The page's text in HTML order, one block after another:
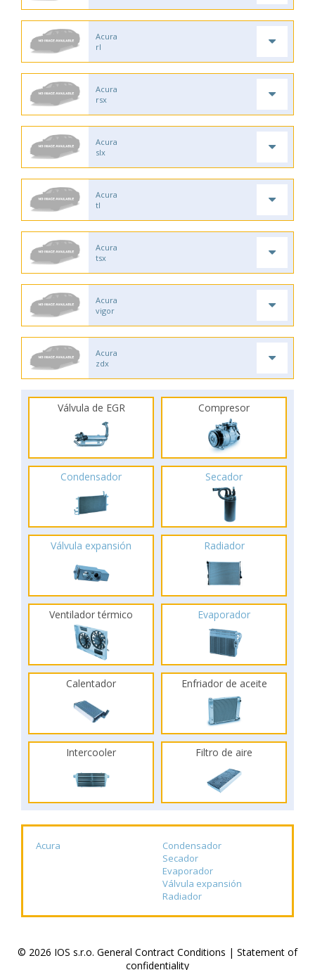
Acura
rl
Acura
rsx
Acura
slx
Acura
tl
Acura
tsx
Acura
vigor
Acura
zdx
Válvula de EGR Compresor
Condensador Secador
Válvula expansión Radiador
Ventilador térmico Evaporador
Calentador Enfriador de aceite
Intercooler Filtro de aire
Acura
Condensador
Secador
Evaporador
Válvula expansión
Radiador
© 2026 IOS s.r.o. General Contract Conditions | Statement of
confidentiality